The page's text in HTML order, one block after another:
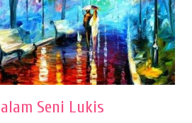
Kertas adalah bahan yang paling
Dalam menggambar
Seni Lukis